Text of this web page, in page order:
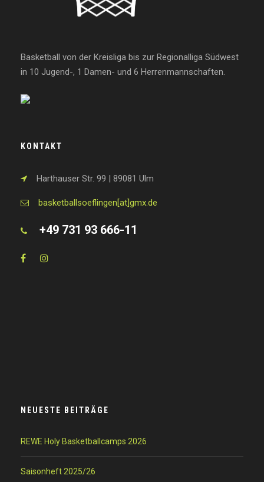
Basketball von der Kreisliga bis zur Regionalliga Südwest
in 10 Jugend-, 1 Damen- und 6 Herrenmannschaften.
KONTAKT
Harthauser Str. 99 | 89081 Ulm
basketballsoeflingen[at]gmx.de
+49 731 93 666-11
NEUESTE BEITRÄGE
REWE Holy Basketballcamps 2026
Saisonheft 2025/26